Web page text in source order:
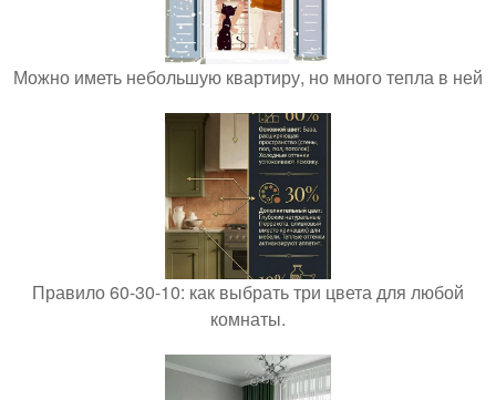
Можно иметь небольшую квартиру, но много тепла в ней
Правило 60-30-10: как выбрать три цвета для любой
комнаты.